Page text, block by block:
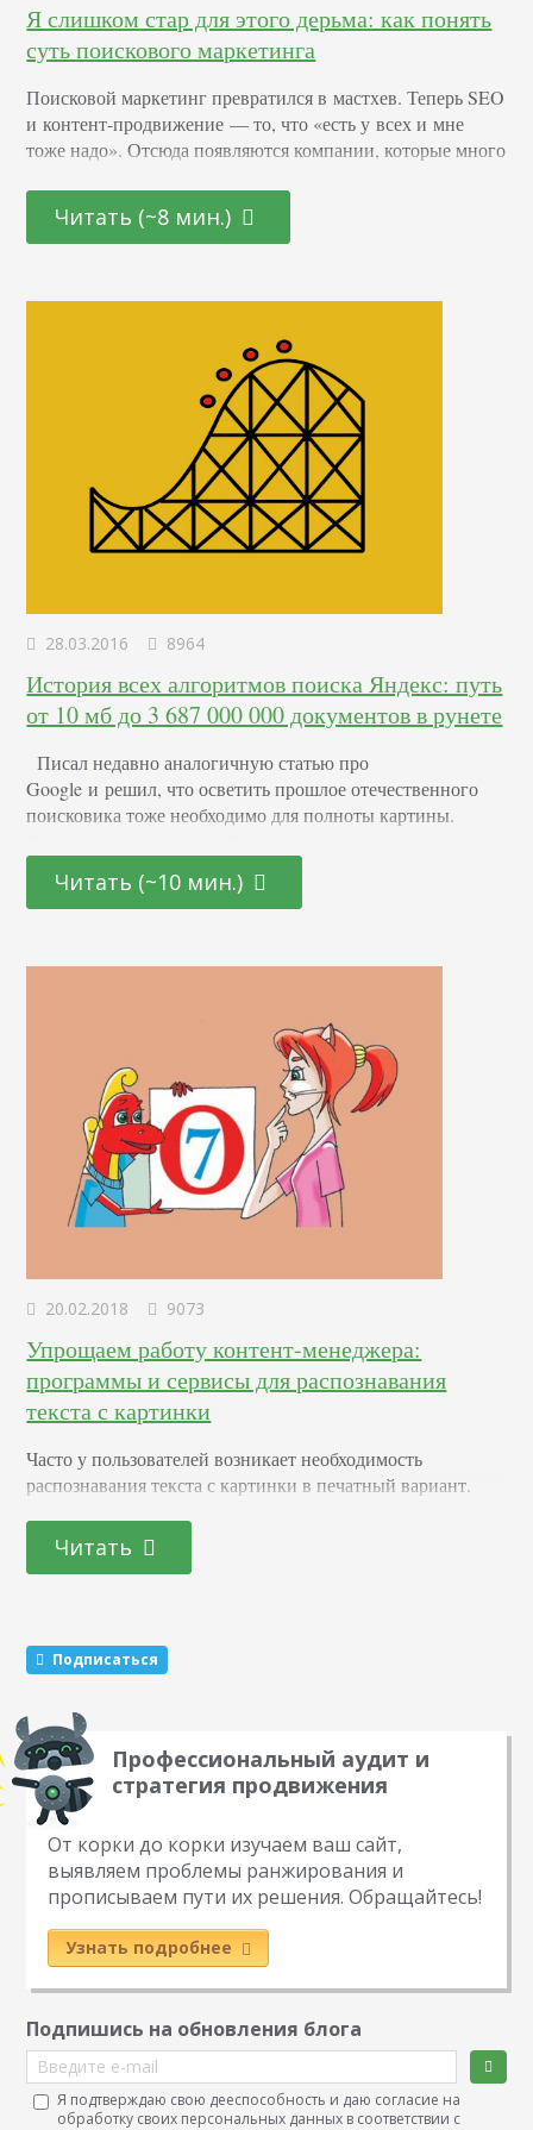
Я слишком стар для этого дерьма: как понять
суть поискового маркетинга
Поисковой маркетинг превратился в мастхев. Теперь SEO
и контент-продвижение — то, что «есть у всех и мне
тоже надо». Отсюда появляются компании, которые много
ни малейшего представления, почему (или даже как!)
нужно измерять результаты. Как же так вышло, что
Вы не поверите, но на эту статью меня вдохновила
Читать (~8 мин.)
28.03.2016 8964
История всех алгоритмов поиска Яндекс: путь
от 10 мб до 3 687 000 000 документов в рунете
Писал недавно аналогичную статью про
Google и решил, что осветить прошлое отечественного
поисковика тоже необходимо для полноты картины.
компания под необычным названием «Аркадия»
занималась разработкой программных продуктов, тесно
сейчас, было создание автоматического классификатора
Читать (~10 мин.)
20.02.2018 9073
Упрощаем работу контент-менеджера:
программы и сервисы для распознавания
текста с картинки
Часто у пользователей возникает необходимость
распознавания текста с картинки в печатный вариант.
следует преобразовать в электронный вид, книга или
фотокарточка. Распознавание — довольно простой и
из печатных изданий: будь то газета, журнал, книга,
реферат или обычный лист с надписями — для
Читать
Подписаться
Профессиональный аудит и
стратегия продвижения
От корки до корки изучаем ваш сайт,
выявляем проблемы ранжирования и
прописываем пути их решения. Обращайтесь!
Узнать подробнее
Подпишись на обновления блога
Введите e-mail
Я подтверждаю свою дееспособность и даю согласие на
обработку своих персональных данных в соответствии с